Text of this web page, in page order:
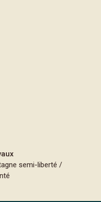
semi-liberté /